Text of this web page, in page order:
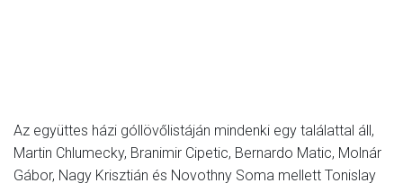
Az együttes házi góllövőlistáján mindenki egy találattal áll,
Martin Chlumecky, Branimir Cipetic, Bernardo Matic, Molnár
Gábor, Nagy Krisztián és Novothny Soma mellett Tonislay